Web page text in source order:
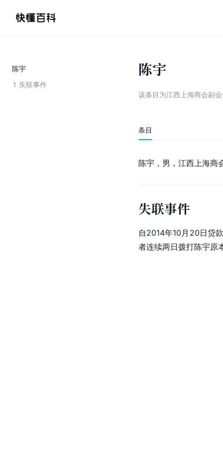
陈宇
1 失联事件
陈宇
该条目为江西上海商会副
条目
陈宇，男，江西上海商
失联事件
自2014年10月20日贷
者连续两日拨打陈宇原